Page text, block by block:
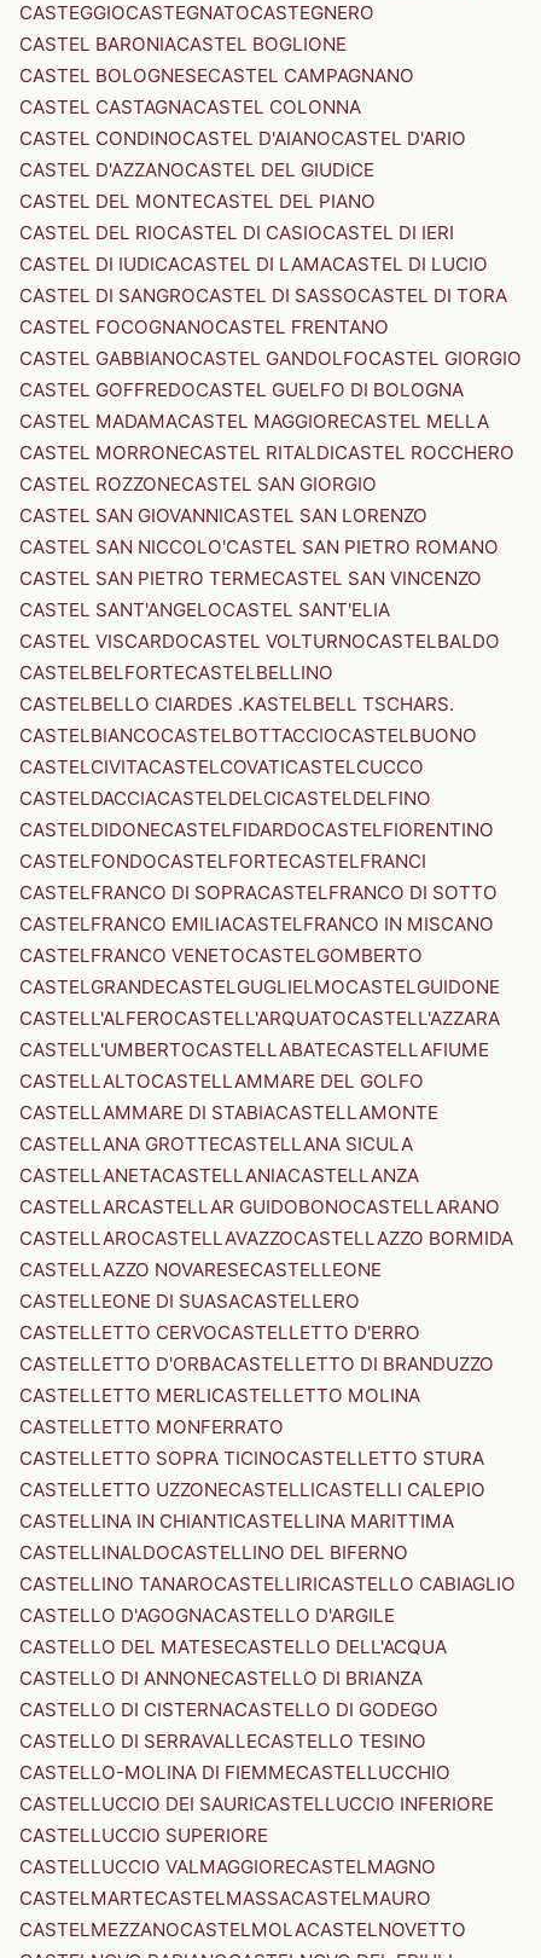
CASTEGGIOCASTEGNATOCASTEGNERO
CASTEL BARONIACASTEL BOGLIONE
CASTEL BOLOGNESECASTEL CAMPAGNANO
CASTEL CASTAGNACASTEL COLONNA
CASTEL CONDINOCASTEL D'AIANOCASTEL D'ARIO
CASTEL D'AZZANOCASTEL DEL GIUDICE
CASTEL DEL MONTECASTEL DEL PIANO
CASTEL DEL RIOCASTEL DI CASIOCASTEL DI IERI
CASTEL DI IUDICACASTEL DI LAMACASTEL DI LUCIO
CASTEL DI SANGROCASTEL DI SASSOCASTEL DI TORA
CASTEL FOCOGNANOCASTEL FRENTANO
CASTEL GABBIANOCASTEL GANDOLFOCASTEL GIORGIO
CASTEL GOFFREDOCASTEL GUELFO DI BOLOGNA
CASTEL MADAMACASTEL MAGGIORECASTEL MELLA
CASTEL MORRONECASTEL RITALDICASTEL ROCCHERO
CASTEL ROZZONECASTEL SAN GIORGIO
CASTEL SAN GIOVANNICASTEL SAN LORENZO
CASTEL SAN NICCOLO'CASTEL SAN PIETRO ROMANO
CASTEL SAN PIETRO TERMECASTEL SAN VINCENZO
CASTEL SANT'ANGELOCASTEL SANT'ELIA
CASTEL VISCARDOCASTEL VOLTURNOCASTELBALDO
CASTELBELFORTECASTELBELLINO
CASTELBELLO CIARDES .KASTELBELL TSCHARS.
CASTELBIANCOCASTELBOTTACCIOCASTELBUONO
CASTELCIVITACASTELCOVATICASTELCUCCO
CASTELDACCIACASTELDELCICASTELDELFINO
CASTELDIDONECASTELFIDARDOCASTELFIORENTINO
CASTELFONDOCASTELFORTECASTELFRANCI
CASTELFRANCO DI SOPRACASTELFRANCO DI SOTTO
CASTELFRANCO EMILIACASTELFRANCO IN MISCANO
CASTELFRANCO VENETOCASTELGOMBERTO
CASTELGRANDECASTELGUGLIELMOCASTELGUIDONE
CASTELL'ALFEROCASTELL'ARQUATOCASTELL'AZZARA
CASTELL'UMBERTOCASTELLABATECASTELLAFIUME
CASTELLALTOCASTELLAMMARE DEL GOLFO
CASTELLAMMARE DI STABIACASTELLAMONTE
CASTELLANA GROTTECASTELLANA SICULA
CASTELLANETACASTELLANIACASTELLANZA
CASTELLARCASTELLAR GUIDOBONOCASTELLARANO
CASTELLAROCASTELLAVAZZOCASTELLAZZO BORMIDA
CASTELLAZZO NOVARESECASTELLEONE
CASTELLEONE DI SUASACASTELLERO
CASTELLETTO CERVOCASTELLETTO D'ERRO
CASTELLETTO D'ORBACASTELLETTO DI BRANDUZZO
CASTELLETTO MERLICASTELLETTO MOLINA
CASTELLETTO MONFERRATO
CASTELLETTO SOPRA TICINOCASTELLETTO STURA
CASTELLETTO UZZONECASTELLICASTELLI CALEPIO
CASTELLINA IN CHIANTICASTELLINA MARITTIMA
CASTELLINALDOCASTELLINO DEL BIFERNO
CASTELLINO TANAROCASTELLIRICASTELLO CABIAGLIO
CASTELLO D'AGOGNACASTELLO D'ARGILE
CASTELLO DEL MATESECASTELLO DELL'ACQUA
CASTELLO DI ANNONECASTELLO DI BRIANZA
CASTELLO DI CISTERNACASTELLO DI GODEGO
CASTELLO DI SERRAVALLECASTELLO TESINO
CASTELLO-MOLINA DI FIEMMECASTELLUCCHIO
CASTELLUCCIO DEI SAURICASTELLUCCIO INFERIORE
CASTELLUCCIO SUPERIORE
CASTELLUCCIO VALMAGGIORECASTELMAGNO
CASTELMARTECASTELMASSACASTELMAURO
CASTELMEZZANOCASTELMOLACASTELNOVETTO